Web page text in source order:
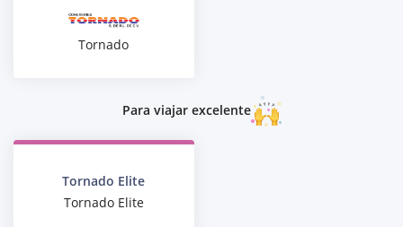
Tornado
Para viajar excelente
Tornado Elite
Tornado Elite